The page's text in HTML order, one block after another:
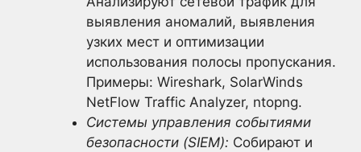
выявления аномалий, выявления
узких мест и оптимизации
использования полосы пропускания.
Примеры: Wireshark, SolarWinds
NetFlow Traffic Analyzer, ntopng.
Системы управления событиями
безопасности (SIEM): Собирают и